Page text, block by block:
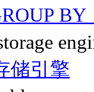
储引擎